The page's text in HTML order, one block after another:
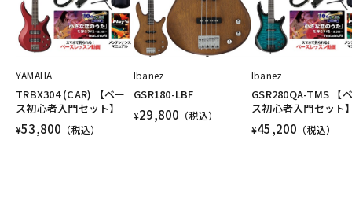
YAMAHA
TRBX304 (CAR) 【ベー
ス初心者入門セット】
¥53,800 （税込）
Ibanez
GSR180-LBF
¥29,800 （税込）
Ibanez
GSR280QA-TMS 【
ス初心者入門セット
¥45,200 （税込）